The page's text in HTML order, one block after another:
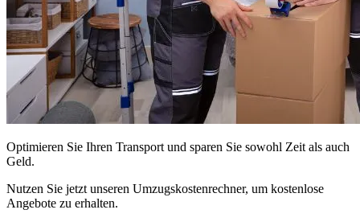
Optimieren Sie Ihren Transport und sparen Sie sowohl Zeit als auch
Geld.
Nutzen Sie jetzt unseren Umzugskostenrechner, um kostenlose
Angebote zu erhalten.